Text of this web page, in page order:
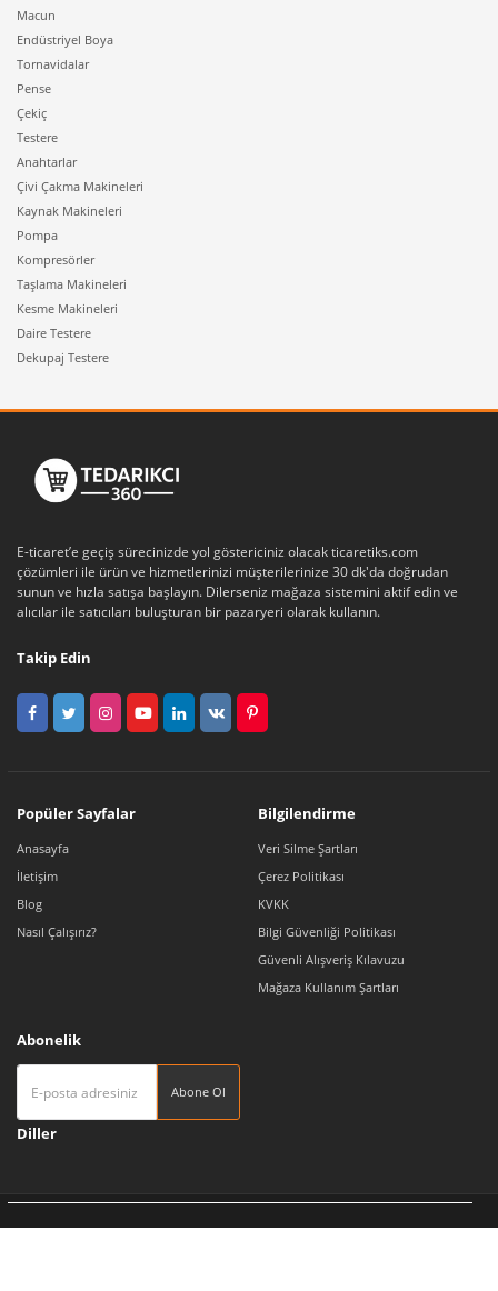
Macun
Endüstriyel Boya
Tornavidalar
Pense
Çekiç
Testere
Anahtarlar
Çivi Çakma Makineleri
Kaynak Makineleri
Pompa
Kompresörler
Taşlama Makineleri
Kesme Makineleri
Daire Testere
Dekupaj Testere
E-ticaret’e geçiş sürecinizde yol göstericiniz olacak ticaretiks.com
çözümleri ile ürün ve hizmetlerinizi müşterilerinize 30 dk'da doğrudan
sunun ve hızla satışa başlayın. Dilerseniz mağaza sistemini aktif edin ve
alıcılar ile satıcıları buluşturan bir pazaryeri olarak kullanın.
Takip Edin
Popüler Sayfalar
Anasayfa
İletişim
Blog
Nasıl Çalışırız?
Bilgilendirme
Veri Silme Şartları
Çerez Politikası
KVKK
Bilgi Güvenliği Politikası
Güvenli Alışveriş Kılavuzu
Mağaza Kullanım Şartları
Abonelik
Abone Ol
Diller